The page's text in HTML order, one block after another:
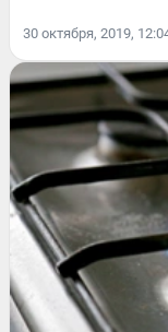
30 октября, 2019,